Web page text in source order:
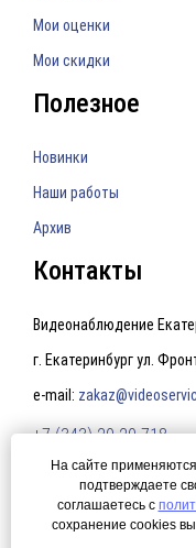
Мои оценки
Мои скидки
Полезное
Новинки
Наши работы
Архив
Контакты
Видеонаблюдение
г. Екатеринбург ул.
e-mail:
+7 (343) 20-20-718
На сайте
подтверждаете
соглашаетесь с
сохранение cookies